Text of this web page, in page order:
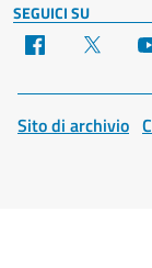
SEGUICI SU
Facebook
Sito di archivio